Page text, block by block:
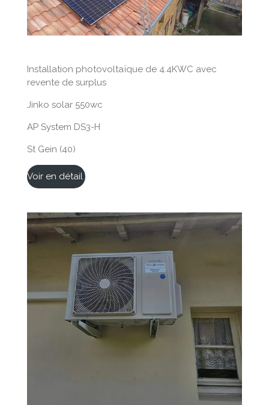
Installation photovoltaïque de 4.4KWC avec
revente de surplus
Jinko solar 550wc
AP System DS3-H
St Gein (40)
Voir en détail